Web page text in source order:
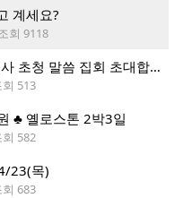
계세요?
회 9118
[시애틀 평강 장로교회] 김은호 목사 초청 말씀 집회 초대합니다 5/3-5
회 513
♣ 옐로스톤 2박3일
회 582
23(목)
회 683